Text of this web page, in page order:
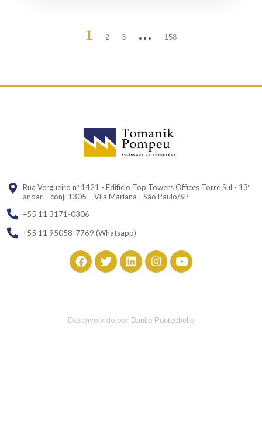
1 2 3 … 158
Rua Vergueiro nº 1421 - Edifício Top Towers Offices Torre Sul - 13º
andar – conj. 1305 – Vila Mariana - São Paulo/SP
+55 11 3171-0306
+55 11 95058-7769 (Whatsapp)
Desenvolvido por Danilo Pontechelle